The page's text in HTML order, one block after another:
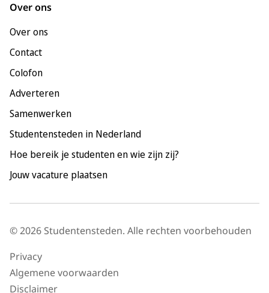
Over ons
Over ons
Contact
Colofon
Adverteren
Samenwerken
Studentensteden in Nederland
Hoe bereik je studenten en wie zijn zij?
Jouw vacature plaatsen
© 2026 Studentensteden. Alle rechten voorbehouden
Privacy
Algemene voorwaarden
Disclaimer